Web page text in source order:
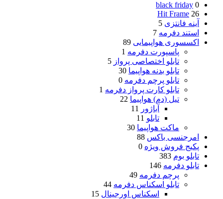
black friday 0
Hit Frame 26
آینه فانتزی 5
استند دفرمه 7
اکسسوری هواپیمایی 89
پاسپورت دفرمه 1
تابلو اختصاصی پرواز 5
تابلو بدنه هواپیما 30
تابلو پرچم دفرمه 0
تابلو کارت پرواز دفرمه 1
تیل (دم) هواپیما 22
آباژور 11
تابلو 11
ماکت هواپیما 30
امرجنسی باکس 88
پکیج فروش ویژه 0
تابلو بوم 383
تابلو دفرمه 146
پرچم دفرمه 49
تابلو اسکناس دفرمه 44
اسکناس اورجینال 15